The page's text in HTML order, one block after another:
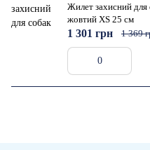
Жилет захисний для
жовтий XS 25 см
1 301 грн 1 369